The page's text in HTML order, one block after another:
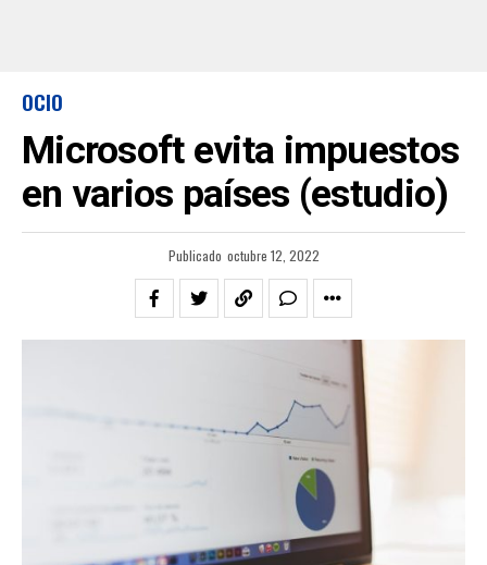
OCIO
Microsoft evita impuestos
en varios países (estudio)
Publicado octubre 12, 2022